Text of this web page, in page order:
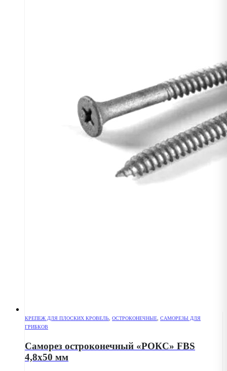
КРЕПЕЖ ДЛЯ ПЛОСКИХ КРОВЕЛЬ ОСТРОКОНЕЧНЫЕ САМОРЕЗЫ ДЛЯ
ГРИБКОВ
Саморез остроконечный «РОКС» FBS
4,8х50 мм